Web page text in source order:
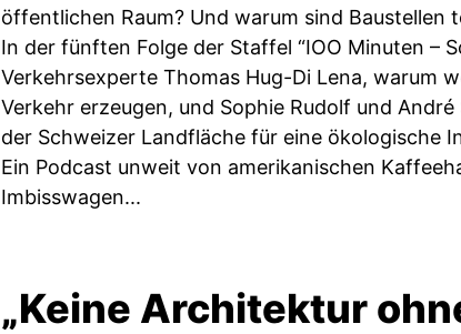
öffentlichen Raum? Und warum sind Baustellen
In der fünften Folge der Staffel “IOO Minuten –
Verkehrsexperte Thomas Hug-Di Lena, warum
Verkehr erzeugen, und Sophie Rudolf und
der Schweizer Landfläche für eine ökologische
Ein Podcast unweit von amerikanischen
Imbisswagen...
„Keine Architektur